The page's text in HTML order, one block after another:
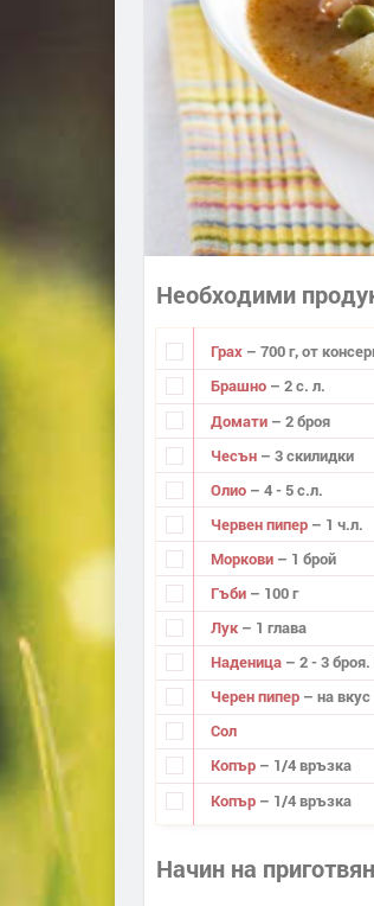
Необходими
Грах – 700 г, от
Брашно – 2 с. л.
Домати – 2 броя
Чесън – 3 скилидки
Олио – 4 - 5 с.л.
Червен пипер – 1 ч.л.
Моркови – 1 брой
Гъби – 100 г
Лук – 1 глава
Наденица – 2 - 3
Черен пипер – на вкус
Сол
Копър – 1/4 връзка
Копър – 1/4 връзка
Начин на